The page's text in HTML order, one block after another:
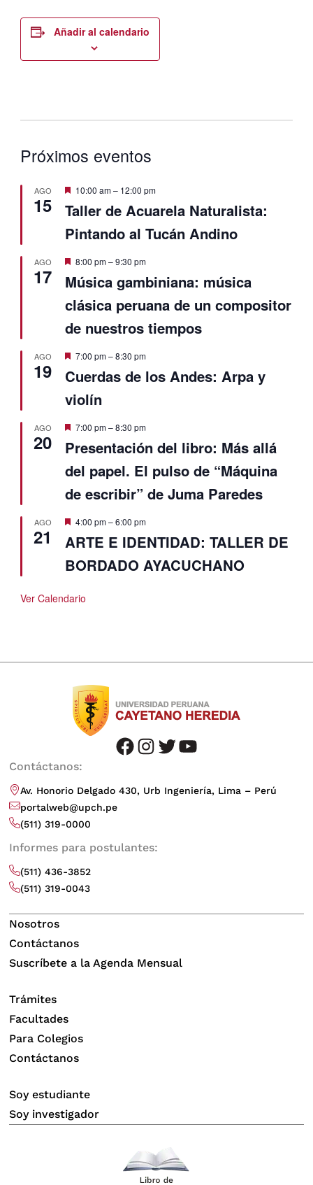
Añadir al calendario
Próximos eventos
AGO
15
Destacado
10:00 am– 12:00 pm
Taller de Acuarela Naturalista:
Pintando al Tucán Andino
AGO
17
Destacado
8:00 pm–9:30 pm
Música gambiniana: música
clásica peruana de un compositor
de nuestros tiempos
AGO
19
Destacado
7:00 pm–8:30 pm
Cuerdas de los Andes: Arpa y
violín
AGO
20
Destacado
7:00 pm–8:30 pm
Presentación del libro: Más allá
del papel. El pulso de “Máquina
de escribir” de Juma Paredes
AGO
21
Destacado
4:00 pm–6:00 pm
ARTE E IDENTIDAD: TALLER DE
BORDADO AYACUCHANO
Ver Calendario
facebook instagram twitter youtube
Contáctanos:
Av. Honorio Delgado 430, Urb Ingeniería, Lima – Perú
portalweb@upch.pe
(511) 319-0000
Informes para postulantes:
(511) 436-3852
(511) 319-0043
Nosotros
Contáctanos
Suscríbete a la Agenda Mensual
Trámites
Facultades
Para Colegios
Contáctanos
Soy estudiante
Soy investigador